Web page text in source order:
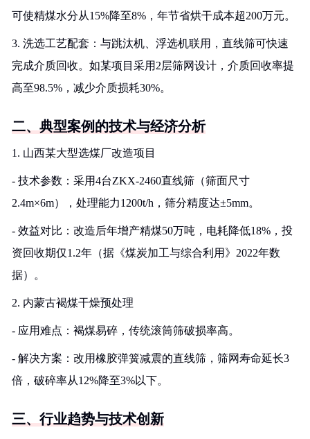
可使精煤水分从15%降至8%，年节省烘干成本超200万元。
3. 洗选工艺配套：与跳汰机、浮选机联用，直线筛可快速
完成介质回收。如某项目采用2层筛网设计，介质回收率提
高至98.5%，减少介质损耗30%。
二、典型案例的技术与经济分析
1. 山西某大型选煤厂改造项目
- 技术参数：采用4台ZKX-2460直线筛（筛面尺寸
2.4m×6m），处理能力1200t/h，筛分精度达±5mm。
- 效益对比：改造后年增产精煤50万吨，电耗降低18%，投
资回收期仅1.2年（据《煤炭加工与综合利用》2022年数
据）。
2. 内蒙古褐煤干燥预处理
- 应用难点：褐煤易碎，传统滚筒筛破损率高。
- 解决方案：改用橡胶弹簧减震的直线筛，筛网寿命延长3
倍，破碎率从12%降至3%以下。
三、行业趋势与技术创新